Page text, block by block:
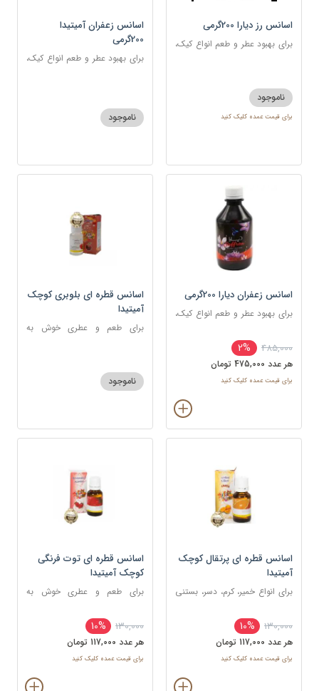
اسانس رز دیارا 200گرمی
برای بهبود عطر و طعم انواع کیک،
ناموجود
برای قیمت عمده کلیک کنید
اسانس زعفران آمیتیدا
200گرمی
برای بهبود عطر و طعم انواع کیک،
ناموجود
اسانس زعفران دیارا 200گرمی
برای بهبود عطر و طعم انواع کیک،
485,000
2%
هر عدد 475,000 تومان
برای قیمت عمده کلیک کنید
اسانس قطره ای بلوبری کوچک
آمیتیدا
برای طعم و عطری خوش به
ناموجود
اسانس قطره ای پرتقال کوچک
آمیتیدا
برای انواع خمیر، کرم، دسر، بستنی
130,000
10%
هر عدد 117,000 تومان
برای قیمت عمده کلیک کنید
اسانس قطره ای توت فرنگی
کوچک آمیتیدا
برای طعم و عطری خوش به
130,000
10%
هر عدد 117,000 تومان
برای قیمت عمده کلیک کنید